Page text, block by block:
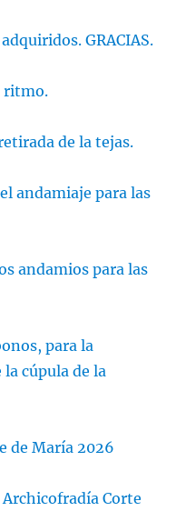
GRACIAS.
ritmo.
de la tejas.
andamiaje para las
andamios para las
para la
cúpula de la
de María 2026
Corte